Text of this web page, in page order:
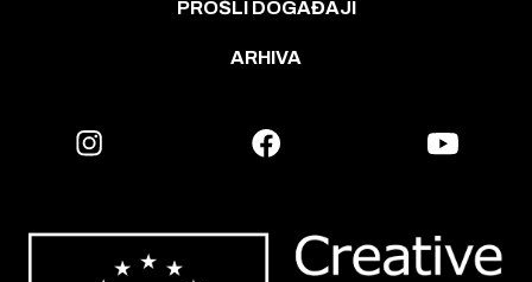
PROŠLI DOGAĐAJI
ARHIVA